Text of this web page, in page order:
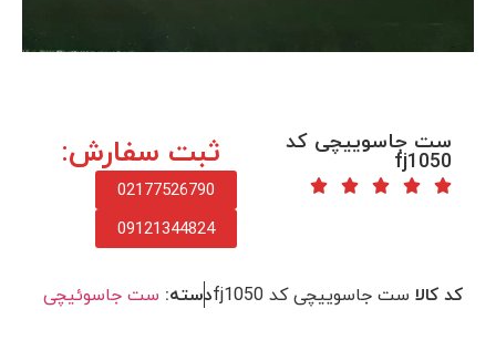
ست جاسوییچی کد
fj1050 ثبت سفارش:
02177526790
09121344824
کد کالا ست جاسوییچی کد fj1050 دسته: ست جاسوئیچی